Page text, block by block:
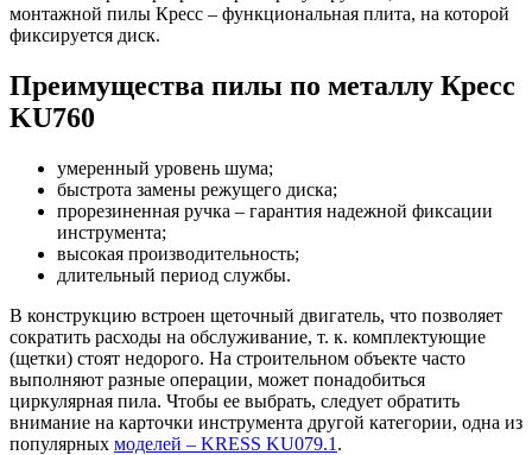
монтажной пилы Кресс – функциональная плита, на которой
фиксируется диск.
Преимущества пилы по металлу Кресс
KU760
умеренный уровень шума;
быстрота замены режущего диска;
прорезиненная ручка – гарантия надежной фиксации
инструмента;
высокая производительность;
длительный период службы.
В конструкцию встроен щеточный двигатель, что позволяет
сократить расходы на обслуживание, т. к. комплектующие
(щетки) стоят недорого. На строительном объекте часто
выполняют разные операции, может понадобиться
циркулярная пила. Чтобы ее выбрать, следует обратить
внимание на карточки инструмента другой категории, одна из
популярных моделей – KRESS KU079.1 .